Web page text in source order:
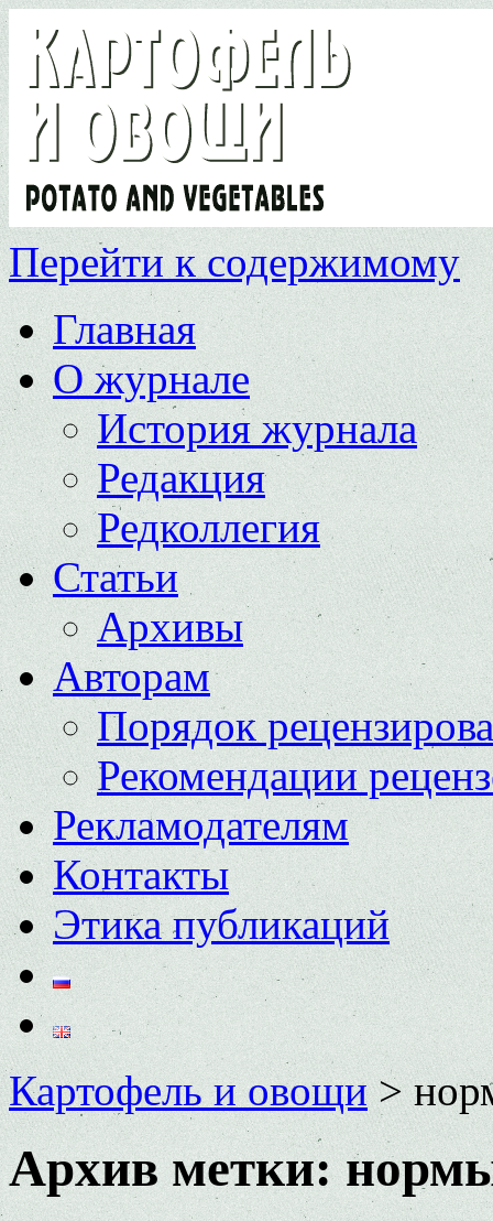
Перейти к содержимому
Главная
О журнале
История журнала
Редакция
Редколлегия
Статьи
Архивы
Авторам
Порядок
Рекомендации
Рекламодателям
Контакты
Этика публикаций
Картофель и овощи>
Архив метки: